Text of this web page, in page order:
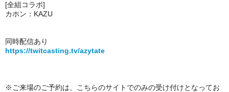
[全組コラボ]
カホン：KAZU
同時配信あり
https://twitcasting.tv/azytate
※ご来場のご予約は、
こちらのサイトでのみの受け付けとなってお